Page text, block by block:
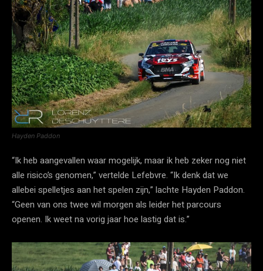
Hayden Paddon
“Ik heb aangevallen waar mogelijk, maar ik heb zeker nog niet
alle risico’s genomen,” vertelde Lefebvre. “Ik denk dat we
allebei spelletjes aan het spelen zijn,” lachte Hayden Paddon.
“Geen van ons twee wil morgen als leider het parcours
openen. Ik weet na vorig jaar hoe lastig dat is.”